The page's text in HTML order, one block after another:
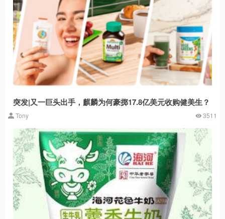
突发|又一巨头出手，麒麟为何豪掷17.8亿美元收购健美生？
Tony 3511